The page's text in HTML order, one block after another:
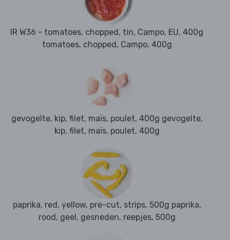
IR W36 - tomatoes, chopped, tin, Campo, EU, 400g
tomatoes, chopped, Campo, 400g
gevogelte, kip, filet, maïs, poulet, 400g gevogelte,
kip, filet, maïs, poulet, 400g
paprika, red, yellow, pre-cut, strips, 500g paprika,
rood, geel, gesneden, reepjes, 500g